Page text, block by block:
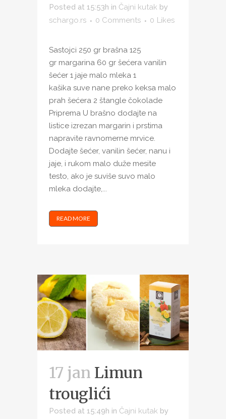
Posted at 15:53h in Čajni kutak by
schargo.rs
0 Comments 0 Likes
Sastojci 250 gr brašna 125
gr margarina 60 gr šećera vanilin
šećer 1 jaje malo mleka 1
kašika suve nane preko keksa malo
prah šećera 2 štangle čokolade
Priprema U brašno dodajte na
listice izrezan margarin i prstima
napravite ravnomerne mrvice.
Dodajte šećer, vanilin šećer, nanu i
jaje, i rukom malo duže mesite
testo, ako je suviše suvo malo
mleka dodajte,...
READ MORE
17 jan Limun
trouglići
Posted at 15:49h in Čajni kutak by